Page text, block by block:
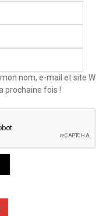
nom, e-mail et site
prochaine fois !